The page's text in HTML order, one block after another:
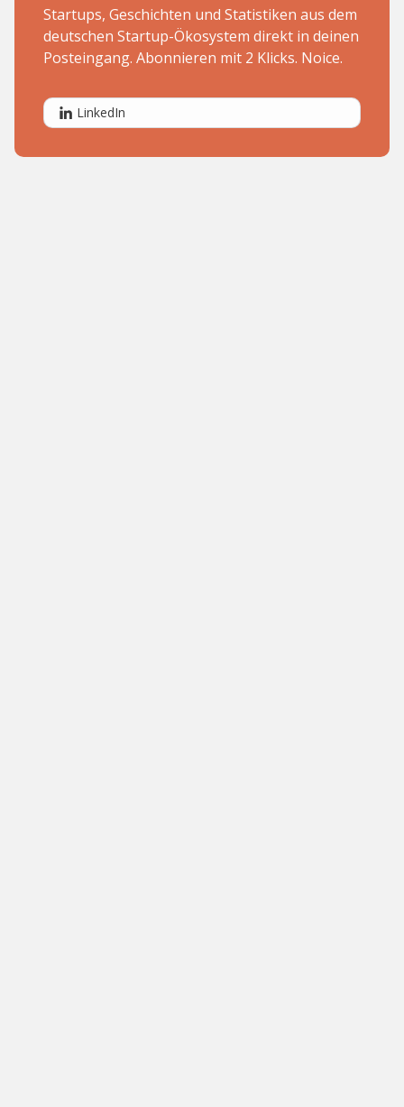
Startups, Geschichten und Statistiken aus dem
deutschen Startup-Ökosystem direkt in deinen
Posteingang. Abonnieren mit 2 Klicks. Noice.
LinkedIn